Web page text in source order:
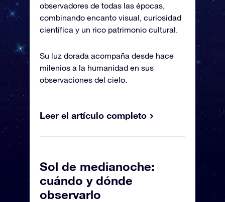
observadores de todas las épocas,
combinando encanto visual, curiosidad
científica y un rico patrimonio cultural.
Su luz dorada acompaña desde hace
milenios a la humanidad en sus
observaciones del cielo.
Leer el artículo completo
Sol de medianoche:
cuándo y dónde
observarlo